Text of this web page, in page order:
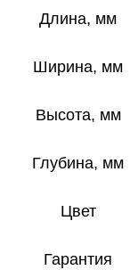
Длина, мм
Ширина, мм
Высота, мм
Глубина, мм
Цвет
Гарантия